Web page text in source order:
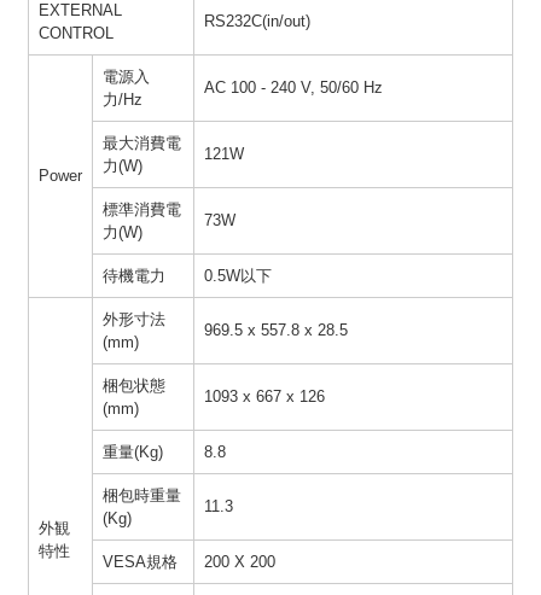
EXTERNAL
CONTROL
RS232C(in/out)
Power
電源入
力/Hz
AC 100 - 240 V, 50/60 Hz
最大消費電
力(W)
121W
標準消費電
力(W)
73W
待機電力 0.5W以下
外観
特性
外形寸法
(mm)
969.5 x 557.8 x 28.5
梱包状態
(mm)
1093 x 667 x 126
重量(Kg) 8.8
梱包時重量
(Kg)
11.3
VESA規格 200 X 200